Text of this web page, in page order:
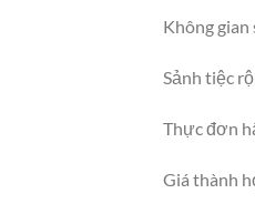
Không gian
Sảnh tiệc
Thực đơn
Giá thành